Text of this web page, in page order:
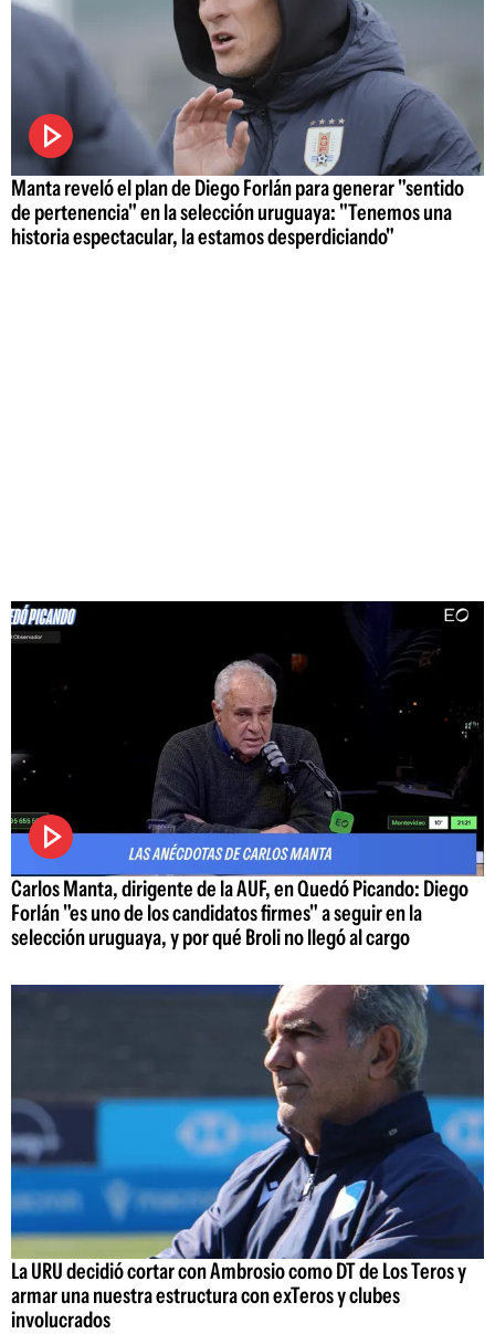
Manta reveló el plan de Diego Forlán para generar "sentido
de pertenencia" en la selección uruguaya: "Tenemos una
historia espectacular, la estamos desperdiciando"
Carlos Manta, dirigente de la AUF, en Quedó Picando: Diego
Forlán "es uno de los candidatos firmes" a seguir en la
selección uruguaya, y por qué Broli no llegó al cargo
La URU decidió cortar con Ambrosio como DT de Los Teros y
armar una nuestra estructura con exTeros y clubes
involucrados